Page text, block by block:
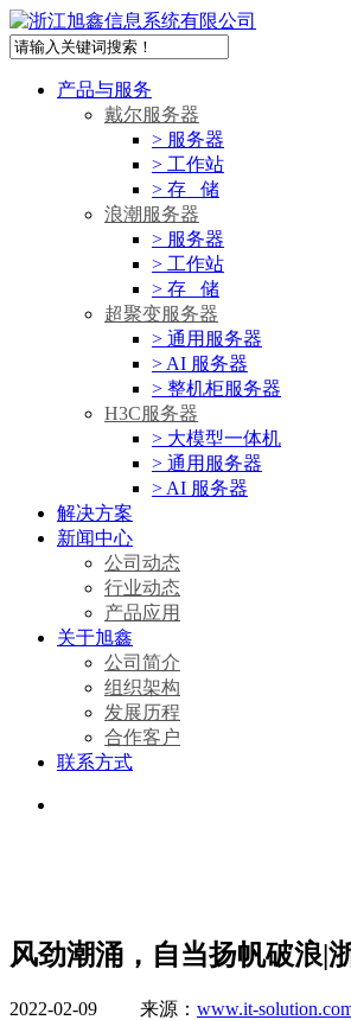
产品与服务
戴尔服务器
> 服务器
> 工作站
> 存 储
浪潮服务器
> 服务器
> 工作站
> 存 储
超聚变服务器
> 通用服务器
> AI 服务器
> 整机柜服务器
H3C服务器
> 大模型一体机
> 通用服务器
> AI 服务器
解决方案
新闻中心
公司动态
行业动态
产品应用
关于旭鑫
公司简介
组织架构
发展历程
合作客户
联系方式
风劲潮涌，自当扬帆破浪|
2022-02-09 来源： www.it-